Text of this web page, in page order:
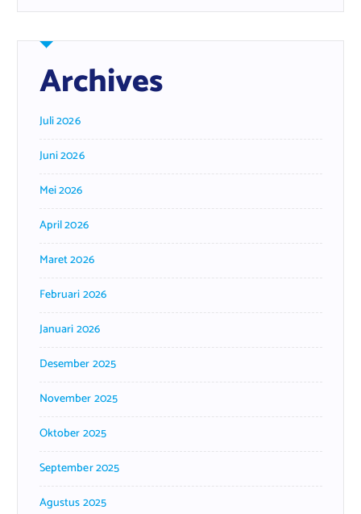
Archives
Juli 2026
Juni 2026
Mei 2026
April 2026
Maret 2026
Februari 2026
Januari 2026
Desember 2025
November 2025
Oktober 2025
September 2025
Agustus 2025